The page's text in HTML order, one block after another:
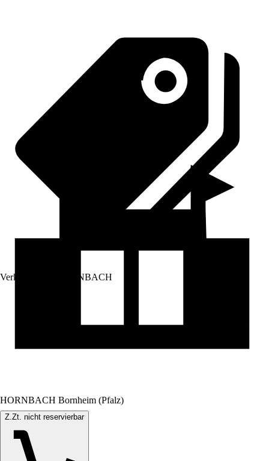
Verkauf durch: HORNBACH
HORNBACH Bornheim (Pfalz)
Z.Zt. nicht reservierbar